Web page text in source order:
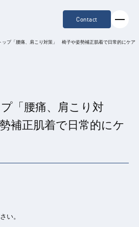
Contact
ップ「腰痛、肩こり対策」 椅子や姿勢補正肌着で日常的にケア
「腰痛、肩こり対
補正肌着で日常的にケ
い。